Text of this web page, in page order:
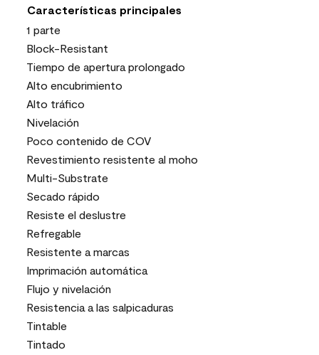
Características principales
1 parte
Block-Resistant
Tiempo de apertura prolongado
Alto encubrimiento
Alto tráfico
Nivelación
Poco contenido de COV
Revestimiento resistente al moho
Multi-Substrate
Secado rápido
Resiste el deslustre
Refregable
Resistente a marcas
Imprimación automática
Flujo y nivelación
Resistencia a las salpicaduras
Tintable
Tintado